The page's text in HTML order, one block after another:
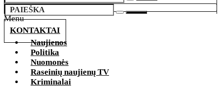
KONTAKTAI
Menu
Naujienos
Politika
Nuomonės
Raseinių naujienų TV
Kriminalai